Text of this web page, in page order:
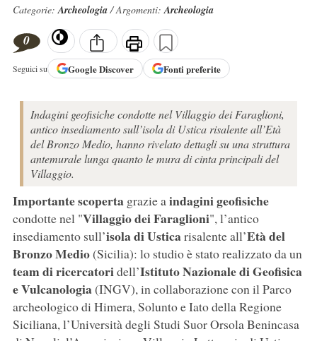
Categorie:Archeologia/ Argomenti:Archeologia
0
Seguici su GoogleDiscover Fonti preferite
Indagini geofisiche condotte nel Villaggio dei Faraglioni,
antico insediamento sull’isola di Ustica risalente all’Età
del Bronzo Medio, hanno rivelato dettagli su una struttura
antemurale lunga quanto le mura di cinta principali del
Villaggio.
Importante scopertagrazie aindagini geofisiche
condotte nel "Villaggio dei Faraglioni", l’antico
insediamento sull’isola di Usticarisalente all’Età del
Bronzo Medio(Sicilia): lo studio è stato realizzato da un
team di ricercatoridell’Istituto Nazionale di Geofisica
e Vulcanologia(INGV), in collaborazione con il Parco
archeologico di Himera, Solunto e Iato della Regione
Siciliana, l’Università degli Studi Suor Orsola Benincasa